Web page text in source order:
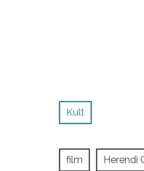
Kult
film Herendi